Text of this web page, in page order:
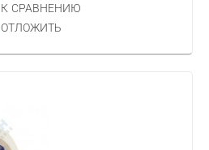
К СРАВНЕНИЮ
ОТЛОЖИТЬ